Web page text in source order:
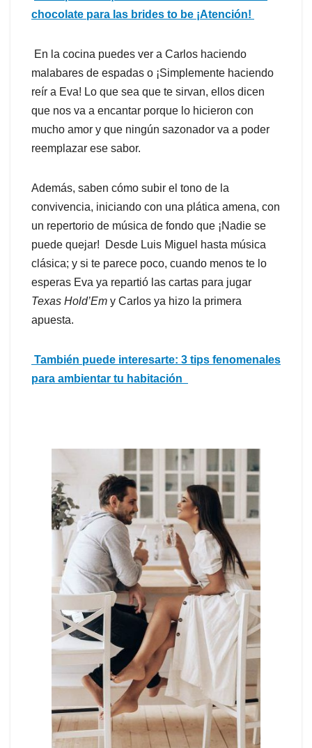
chocolate para las brides to be ¡Atención!
En la cocina puedes ver a Carlos haciendo
malabares de espadas o ¡Simplemente haciendo
reír a Eva! Lo que sea que te sirvan, ellos dicen
que nos va a encantar porque lo hicieron con
mucho amor y que ningún sazonador va a poder
reemplazar ese sabor.
Además, saben cómo subir el tono de la
convivencia, iniciando con una plática amena, con
un repertorio de música de fondo que ¡Nadie se
puede quejar! Desde Luis Miguel hasta música
clásica; y si te parece poco, cuando menos te lo
esperas Eva ya repartió las cartas para jugar
Texas Hold’Em y Carlos ya hizo la primera
apuesta.
También puede interesarte: 3 tips fenomenales
para ambientar tu habitación